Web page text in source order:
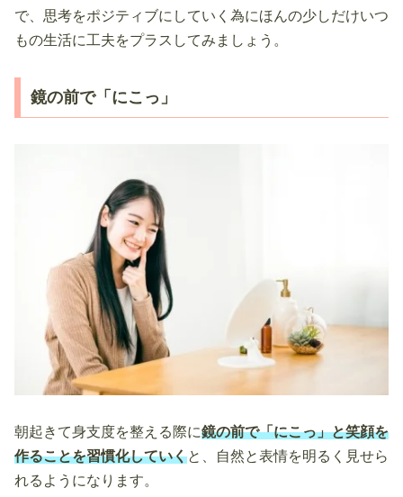
で、思考をポジティブにしていく為にほんの少しだけいつ
もの生活に工夫をプラスしてみましょう。
鏡の前で「にこっ」
朝起きて身支度を整える際に鏡の前で「にこっ」と笑顔を
作ることを習慣化していくと、自然と表情を明るく見せら
れるようになります。